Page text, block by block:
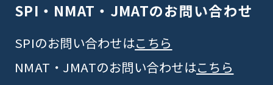
SPI・NMAT・JMATのお問い合わせ
SPIのお問い合わせはこちら
NMAT・JMATのお問い合わせはこちら